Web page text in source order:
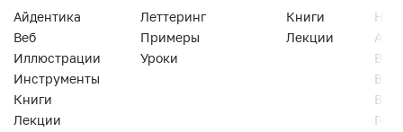
Айдентика
Веб
Иллюстрации
Инструменты
Книги
Лекции
Леттеринг
Примеры
Уроки
Книги
Лекции
Веб